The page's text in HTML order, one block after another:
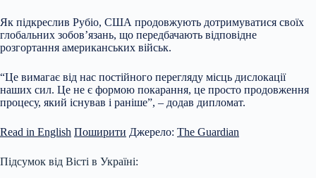
Як підкреслив Рубіо, США продовжують дотримуватися своїх
глобальних зобов’язань, що передбачають відповідне
розгортання американських військ.
“Це вимагає від нас постійного перегляду місць дислокації
наших сил. Це не є формою покарання, це просто продовження
процесу, який існував і раніше”, – додав дипломат.
Read in English Поширити Джерело: The Guardian
Підсумок від Вісті в Україні: